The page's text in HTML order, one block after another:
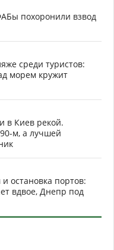
похоронили взвод
среди туристов:
морем кружит
в Киев рекой.
м, а лучшей
остановка портов:
вдвое, Днепр под